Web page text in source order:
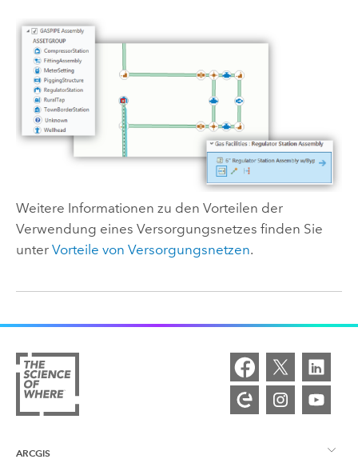
Weitere Informationen zu den Vorteilen der
Verwendung eines Versorgungsnetzes finden Sie
unter Vorteile von Versorgungsnetzen.
ARCGIS